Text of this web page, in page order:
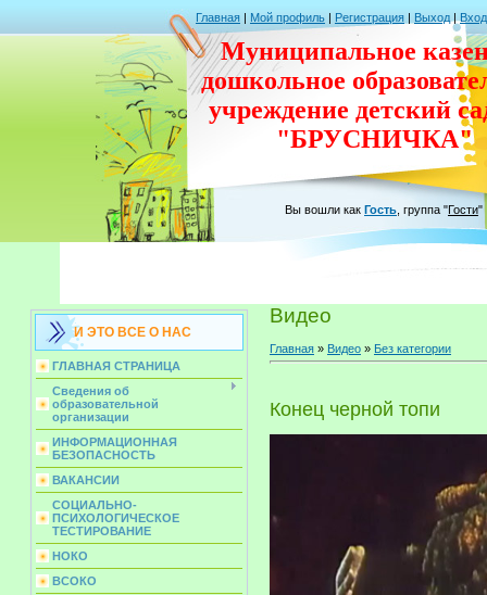
Главная | Мой профиль | Регистрация | Выход | Вход
Муниципальное
дошкольное
учреждение детский
"БРУСНИЧКА"
Вы вошли как Гость группа "Гости"
И ЭТО ВСЕ О НАС
ГЛАВНАЯ СТРАНИЦА
Сведения об
образовательной
организации
ИНФОРМАЦИОННАЯ
БЕЗОПАСНОСТЬ
ВАКАНСИИ
СОЦИАЛЬНО-
ПСИХОЛОГИЧЕСКОЕ
ТЕСТИРОВАНИЕ
НОКО
ВСОКО
Видео
Главная » Видео » Без категории
Конец черной топи